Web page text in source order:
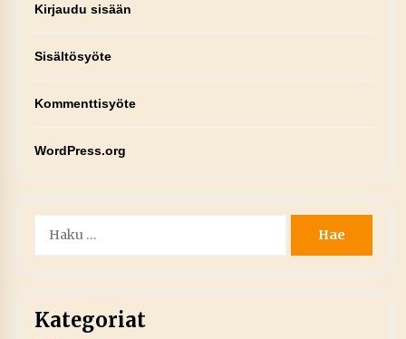
Kirjaudu sisään
Sisältösyöte
Kommenttisyöte
WordPress.org
Kategoriat